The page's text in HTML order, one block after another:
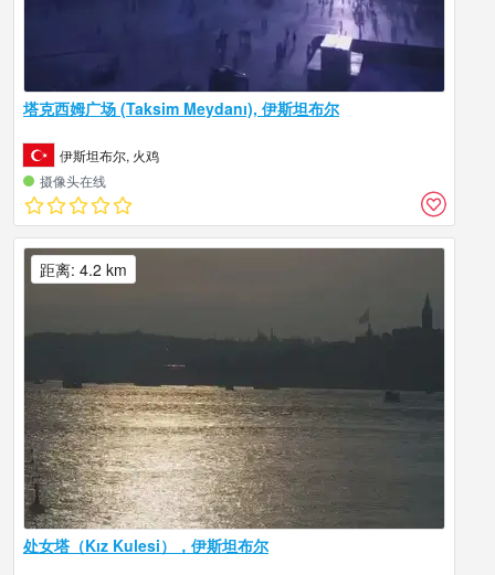
塔克西姆广场 (Taksim Meydanı), 伊斯坦布尔
伊斯坦布尔, 火鸡
摄像头在线
处女塔（Kız Kulesi），伊斯坦布尔
距离: 4.2 km